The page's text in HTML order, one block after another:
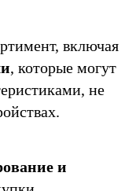
включая
, которые могут
не
и